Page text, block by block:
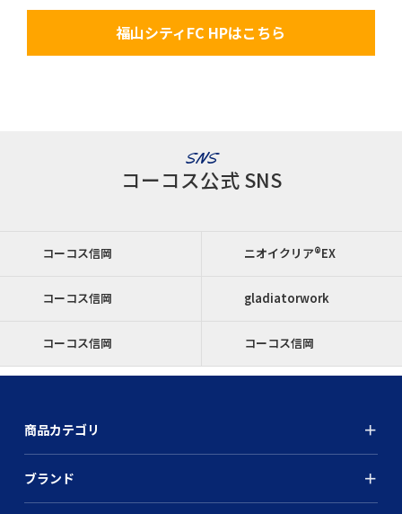
福山シティFC HPはこちら
SNS
コーコス公式 SNS
コーコス信岡 ニオイクリア®EX
コーコス信岡 gladiatorwork
コーコス信岡 コーコス信岡
商品カテゴリ
ブランド